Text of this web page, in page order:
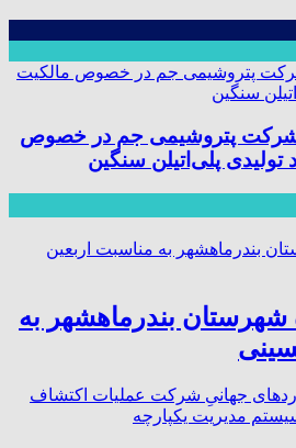
شرکت پتروشیمی جم در خصوص
پلی‌اتیلن سنگین
شهرستان بندرماهشهر به